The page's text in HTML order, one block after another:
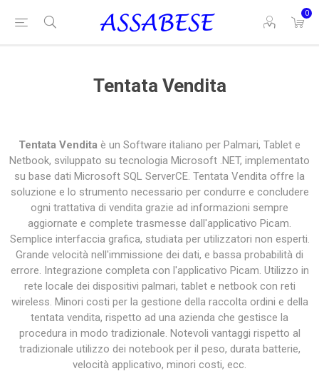
0
Tentata Vendita
Tentata Vendita è un Software italiano per Palmari, Tablet e
Netbook, sviluppato su tecnologia Microsoft .NET, implementato
su base dati Microsoft SQL ServerCE. Tentata Vendita offre la
soluzione e lo strumento necessario per condurre e concludere
ogni trattativa di vendita grazie ad informazioni sempre
aggiornate e complete trasmesse dall'applicativo Picam.
Semplice interfaccia grafica, studiata per utilizzatori non esperti.
Grande velocità nell'immissione dei dati, e bassa probabilità di
errore. Integrazione completa con l'applicativo Picam. Utilizzo in
rete locale dei dispositivi palmari, tablet e netbook con reti
wireless. Minori costi per la gestione della raccolta ordini e della
tentata vendita, rispetto ad una azienda che gestisce la
procedura in modo tradizionale. Notevoli vantaggi rispetto al
tradizionale utilizzo dei notebook per il peso, durata batterie,
velocità applicativo, minori costi, ecc.